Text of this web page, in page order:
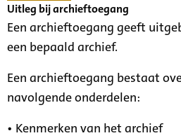
Uitleg bij archieftoegang
Een archieftoegang geeft
een bepaald archief.
Een archieftoegang bestaat
navolgende onderdelen:
• Kenmerken van het archief